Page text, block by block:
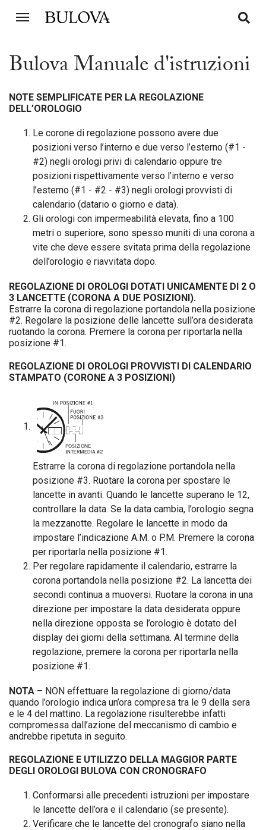
292210
Bulova Manuale d'istruzioni
NOTE SEMPLIFICATE PER LA REGOLAZIONE
DELL’OROLOGIO
Le corone di regolazione possono avere due
posizioni verso l’interno e due verso l’esterno (#1 -
#2) negli orologi privi di calendario oppure tre
posizioni rispettivamente verso l’interno e verso
l’esterno (#1 - #2 - #3) negli orologi provvisti di
calendario (datario o giorno e data).
Gli orologi con impermeabilità elevata, fino a 100
metri o superiore, sono spesso muniti di una corona a
vite che deve essere svitata prima della regolazione
dell’orologio e riavvitata dopo.
REGOLAZIONE DI OROLOGI DOTATI UNICAMENTE DI 2 O
3 LANCETTE (CORONA A DUE POSIZIONI).
Estrarre la corona di regolazione portandola nella posizione
#2. Regolare la posizione delle lancette sull’ora desiderata
ruotando la corona. Premere la corona per riportarla nella
posizione #1.
REGOLAZIONE DI OROLOGI PROVVISTI DI CALENDARIO
STAMPATO (CORONE A 3 POSIZIONI)
Estrarre la corona di regolazione portandola nella
posizione #3. Ruotare la corona per spostare le
lancette in avanti. Quando le lancette superano le 12,
controllare la data. Se la data cambia, l’orologio segna
la mezzanotte. Regolare le lancette in modo da
impostare l’indicazione A.M. o P.M. Premere la corona
per riportarla nella posizione #1.
Per regolare rapidamente il calendario, estrarre la
corona portandola nella posizione #2. La lancetta dei
secondi continua a muoversi. Ruotare la corona in una
direzione per impostare la data desiderata oppure
nella direzione opposta se l’orologio è dotato del
display dei giorni della settimana. Al termine della
regolazione, premere la corona per riportarla nella
posizione #1.
NOTA – NON effettuare la regolazione di giorno/data
quando l’orologio indica un’ora compresa tra le 9 della sera
e le 4 del mattino. La regolazione risulterebbe infatti
compromessa dall’azione del meccanismo di cambio e
andrebbe ripetuta in seguito.
REGOLAZIONE E UTILIZZO DELLA MAGGIOR PARTE
DEGLI OROLOGI BULOVA CON CRONOGRAFO
Conformarsi alle precedenti istruzioni per impostare
le lancette dell’ora e il calendario (se presente).
Verificare che le lancette del cronografo siano nella